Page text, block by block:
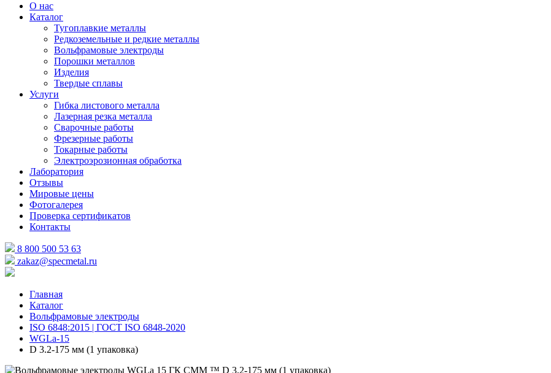
О нас
Каталог
Тугоплавкие металлы
Редкоземельные и редкие металлы
Вольфрамовые электроды
Порошки металлов
Изделия
Твердые сплавы
Услуги
Гибка листового металла
Лазерная резка металла
Сварочные работы
Фрезерные работы
Токарные работы
Электроэрозионная обработка
Лаборатория
Отзывы
Мировые цены
Фотогалерея
Проверка сертификатов
Контакты
8 800 500 53 63
zakaz@specmetal.ru
Главная
Каталог
Вольфрамовые электроды
ISO 6848:2015 | ГОСТ ISO 6848-2020
WGLa-15
D 3.2-175 мм (1 упаковка)